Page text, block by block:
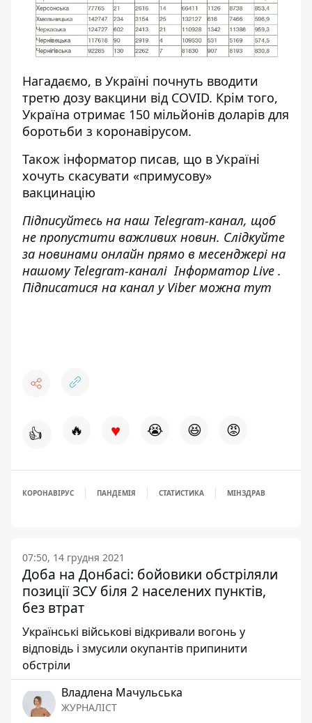
Нагадаємо, в Україні почнуть вводити
третю дозу вакцини від COVID. Крім того,
Україна отримає 150 мільйонів доларів для
боротьби з коронавірусом.
Також інформатор писав, що в Україні
хочуть скасувати «примусову»
вакцинацію
Підписуйтесь на наш Telegram-канал, щоб
не пропустити важливих новин. Слідкуйте
за новинами онлайн прямо в месенджері на
нашому Telegram-каналіІнформатор Live .
Підписатися на канал у Viber можна тут
👍 🔥 ♥ 😭 😆 😡
КОРОНАВІРУС ПАНДЕМІЯ СТАТИСТИКА МІНЗДРАВ
07:50, 14 грудня 2021
Доба на Донбасі: бойовики обстріляли
позиції ЗСУ біля 2 населених пунктів,
без втрат
Українські військові відкривали вогонь у
відповідь і змусили окупантів припинити
обстріли
Владлена Мачульська
ЖУРНАЛІСТ